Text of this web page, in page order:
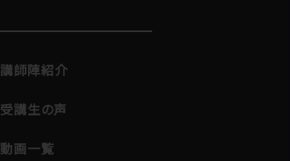
講師陣紹介
受講生の声
動画一覧